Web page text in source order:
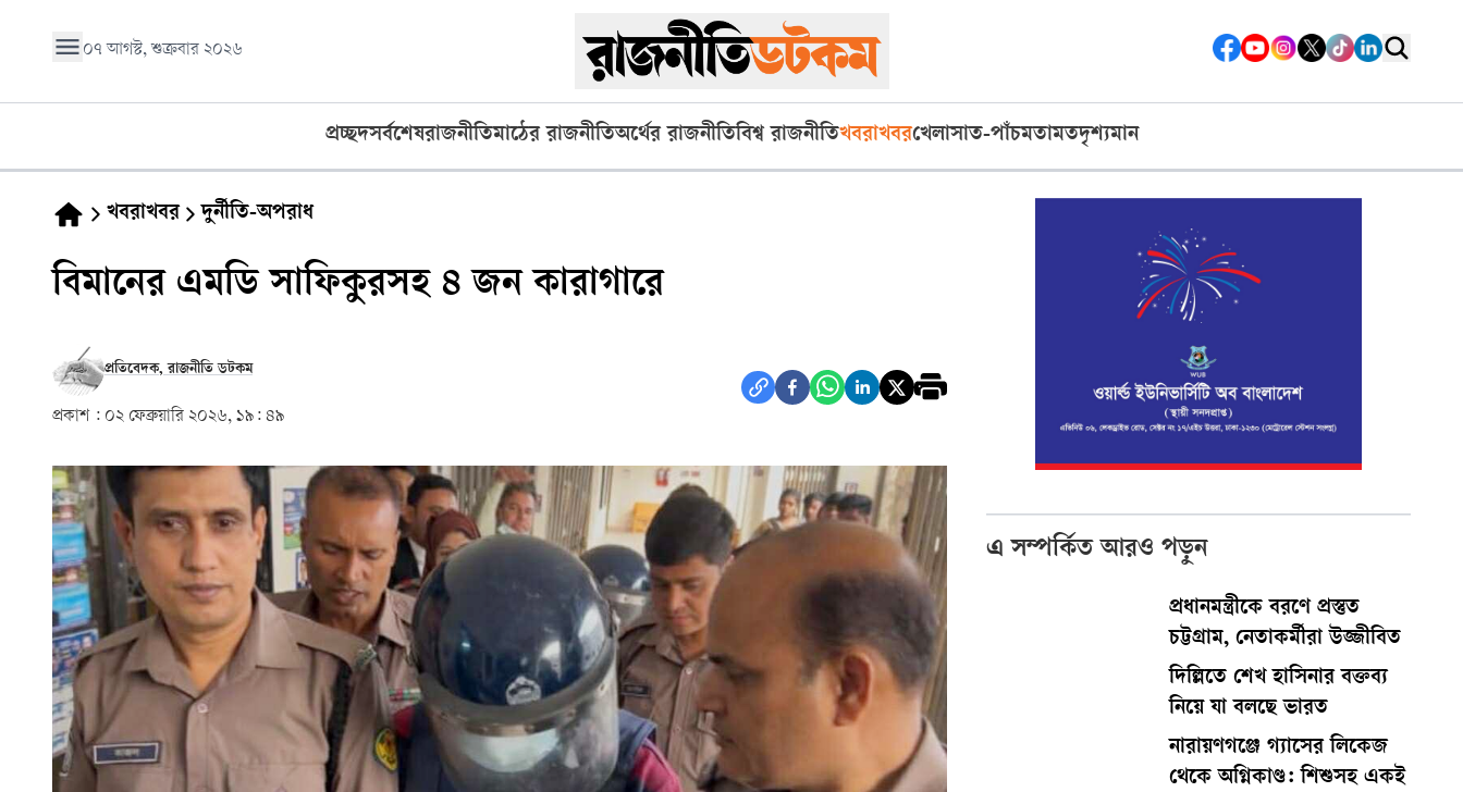
০৭ আগস্ট, শুক্রবার ২০২৬
প্রচ্ছদসর্বশেষরাজনীতিমাঠের রাজনীতিঅর্থের রাজনীতিবিশ্ব রাজনীতিখবরাখবরখেলাসাত-পাঁচমতামতদৃশ্যমান
খবরাখবর দুর্নীতি-অপরাধ
বিমানের এমডি সাফিকুরসহ ৪ জন কারাগারে
প্রতিবেদক, রাজনীতি ডটকম
প্রকাশ : ০২ ফেব্রুয়ারি ২০২৬, ১৯: ৪৯
এ সম্পর্কিত আরও পড়ুন
প্রধানমন্ত্রীকে বরণে প্রস্তুত
চট্টগ্রাম, নেতাকর্মীরা উজ্জীবিত
দিল্লিতে শেখ হাসিনার বক্তব্য
নিয়ে যা বলছে ভারত
নারায়ণগঞ্জে গ্যাসের লিকেজ
থেকে অগ্নিকাণ্ড: শিশুসহ একই